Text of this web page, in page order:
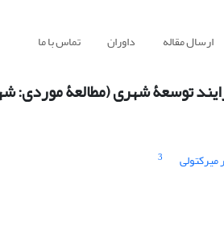
ارسال مقاله داوران تماس با ما
توسعۀ شهری (مطالعۀ موردی:
میرکتولی
3